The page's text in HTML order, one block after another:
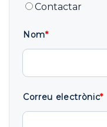
Contactar
Nom*
Correu electrònic*